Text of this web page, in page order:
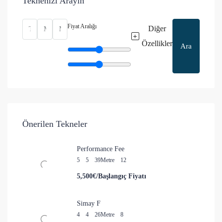
Fiyat Aralığı
Diğer
Özellikler
Ara
Önerilen Tekneler
Performance Fee
5 5 39Metre 12
5,500€/Başlangıç Fiyatı
Simay F
4 4 26Metre 8